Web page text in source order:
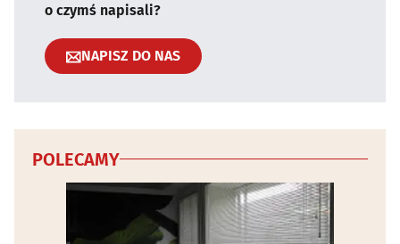
o czymś napisali?
NAPISZ DO NAS
POLECAMY